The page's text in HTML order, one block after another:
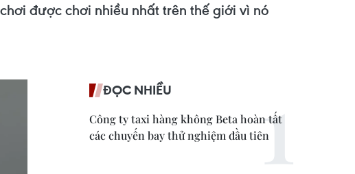
được chơi nhiều nhất trên thế giới vì nó
ĐỌC NHIỀU
Công ty taxi hàng không Beta hoàn tất
các chuyến bay thử nghiệm đầu tiên